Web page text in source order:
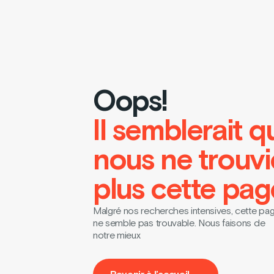
Oops!
Il semblerait
nous ne
plus cette
Malgré nos recherches intensives, cette
ne semble pas trouvable. Nous faisons de
notre mieux